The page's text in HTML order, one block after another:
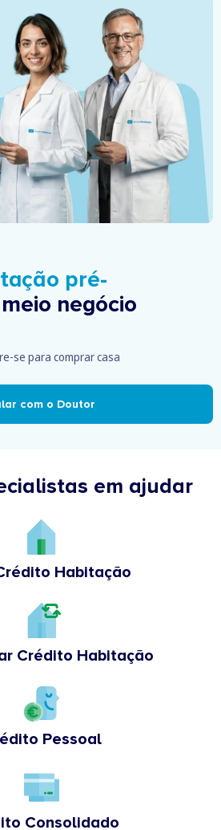
pré-
meio negócio
se para comprar casa
com o Doutor
em ajudar
Habitação
Crédito Habitação
Pessoal
Consolidado